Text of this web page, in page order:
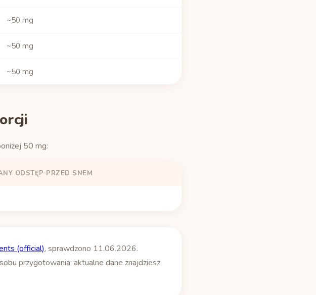
~50 mg
~50 mg
~50 mg
50 mg:
ODSTĘP PRZED SNEM
(official), sprawdzono 11.06.2026.
przygotowania; aktualne dane znajdziesz